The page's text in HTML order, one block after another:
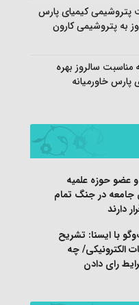
کیمیای پارس
به پتروشیمی کارون
سالروز بهره
خاورمیانه
عضو حوزه علمیه
جامعه در جنگ تمام
دارند
با ایسنا: تشریح
الکترونیکی/ چه
رای دادن